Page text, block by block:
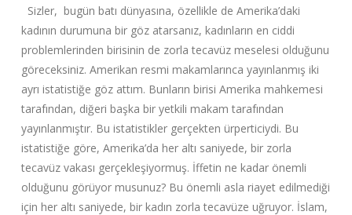
Sizler, bugün batı dünyasına, özellikle de Amerika’daki
kadının durumuna bir göz atarsanız, kadınların en ciddi
problemlerinden birisinin de zorla tecavüz meselesi olduğunu
göreceksiniz. Amerikan resmi makamlarınca yayınlanmış iki
ayrı istatistiğe göz attım. Bunların birisi Amerika mahkemesi
tarafından, diğeri başka bir yetkili makam tarafından
yayınlanmıştır. Bu istatistikler gerçekten ürperticiydi. Bu
istatistiğe göre, Amerika’da her altı saniyede, bir zorla
tecavüz vakası gerçekleşiyormuş. İffetin ne kadar önemli
olduğunu görüyor musunuz? Bu önemli asla riayet edilmediği
için her altı saniyede, bir kadın zorla tecavüze uğruyor. İslam,